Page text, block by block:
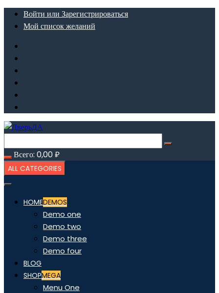
ПерейтиВойти или Зарегистрироваться
Мой список желаний
Всего: 0,00₽
ALL CATEGORIES
HOMEDEMOS
Demo one
Demo two
Demo three
Demo four
BLOG
SHOPMEGA
Menu One